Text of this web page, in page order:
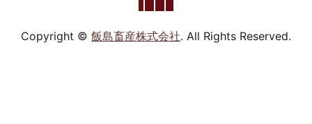
Copyright © 飯島畜産株式会社. All Rights Reserved.